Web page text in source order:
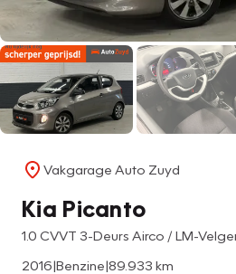
Vakgarage Auto Zuyd
Kia Picanto
1.0 CVVT 3-Deurs Airco / LM-
2016|Benzine|89.933 km